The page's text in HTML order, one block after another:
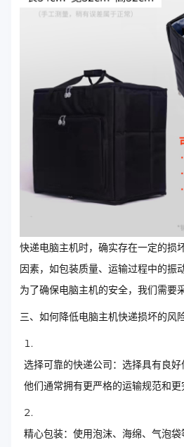
快递电脑主机时，确实存在一定的损
因素，如包装质量、运输过程中的振
为了确保电脑主机的安全，我们需要
三、如何降低电脑主机快递损坏的风
选择可靠的快递公司：选择具有良好
他们通常拥有更严格的运输规范和更
精心包装：使用泡沫、海绵、气泡